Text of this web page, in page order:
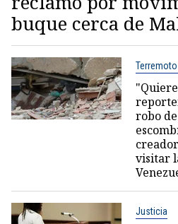
buque cerca de
robo
visitar
Justicia